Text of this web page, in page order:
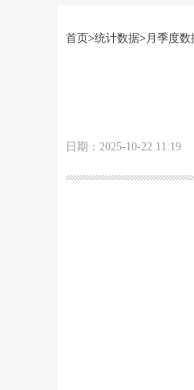
首页>统计数据>月季度数
日期：2025-10-22